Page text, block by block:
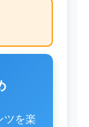
ツを楽